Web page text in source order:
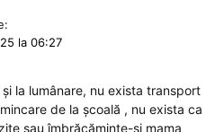
la 06:27
la lumânare, nu exista transport
de la școală , nu exista ca
sau îmbrăcăminte-si mama